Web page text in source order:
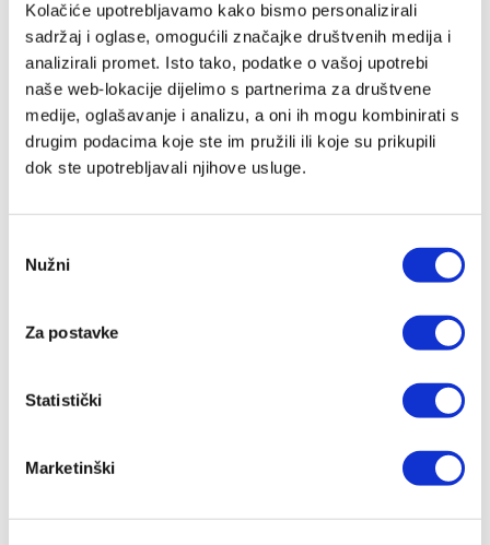
Kolačiće upotrebljavamo kako bismo personalizirali
sadržaj i oglase, omogućili značajke društvenih medija i
analizirali promet. Isto tako, podatke o vašoj upotrebi
naše web-lokacije dijelimo s partnerima za društvene
medije, oglašavanje i analizu, a oni ih mogu kombinirati s
drugim podacima koje ste im pružili ili koje su prikupili
dok ste upotrebljavali njihove usluge.
pristanka
Nužni
Za postavke
Statistički
Marketinški
U mom srcu vatra
Johannes Hartl